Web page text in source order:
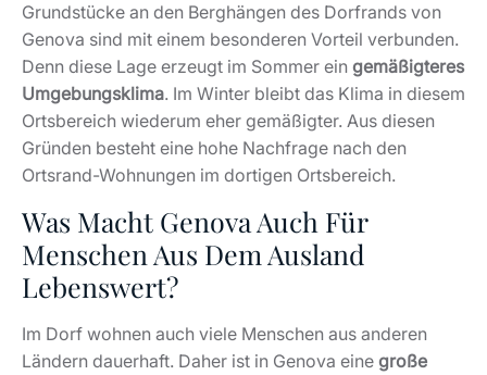
Grundstücke an den Berghängen des Dorfrands von
Genova sind mit einem besonderen Vorteil verbunden.
Denn diese Lage erzeugt im Sommer ein gemäßigteres
Umgebungsklima. Im Winter bleibt das Klima in diesem
Ortsbereich wiederum eher gemäßigter. Aus diesen
Gründen besteht eine hohe Nachfrage nach den
Ortsrand-Wohnungen im dortigen Ortsbereich.
Was Macht Genova Auch Für
Menschen Aus Dem Ausland
Lebenswert?
Im Dorf wohnen auch viele Menschen aus anderen
Ländern dauerhaft. Daher ist in Genova eine große